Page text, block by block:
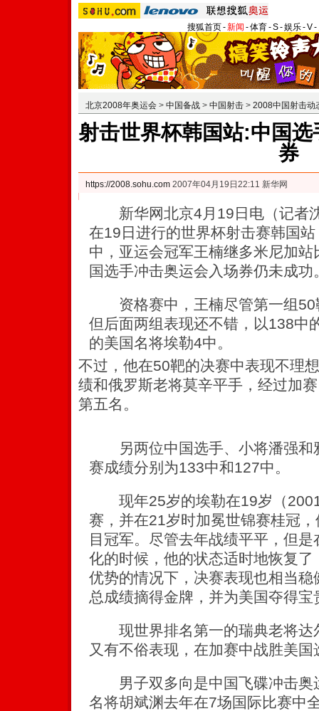
搜狐首页-新闻 -体育-S-娱乐-V-
北京2008年奥运会 > 中国备战 > 中国射击 > 2008中国射击动
射击世界杯韩国站:中国
券
https://2008.sohu.com 2007年04月19日22:11 新华网
新华网北京4月19日电（记者
在19日进行的世界杯射击赛韩国
中，亚运会冠军王楠继多米尼加
国选手冲击奥运会入场券仍未成功
资格赛中，王楠尽管第一组50
但后面两组表现还不错，以138中
的美国名将埃勒4中。
不过，他在50靶的决赛中表现不理
绩和俄罗斯老将莫辛平手，经过加
第五名。
另两位中国选手、小将潘强和
赛成绩分别为133中和127中。
现年25岁的埃勒在19岁（2001
赛，并在21岁时加冕世锦赛桂冠
目冠军。尽管去年战绩平平，但
化的时候，他的状态适时地恢复
优势的情况下，决赛表现也相当
总成绩摘得金牌，并为美国夺得
现世界排名第一的瑞典老将达
又有不俗表现，在加赛中战胜美
男子双多向是中国飞碟冲击奥
名将胡斌渊去年在7场国际比赛中